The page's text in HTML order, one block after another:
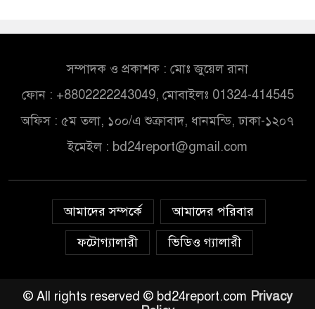
সম্পাদক ও প্রকাশক : মোঃ জুয়েল রানা
ফোন : +8802222243049, মোবাইলঃ 01324-414545
অফিস : ৫ম তলা, ১০০/এ শুক্রাবাদ, ধানমন্ডি, ঢাকা-১২০৭
ইমেইল : bd24report@gmail.com
আমাদের সম্পর্কে
আমাদের পরিবার
ফটোগ্যালারী
ভিডিও গ্যালারী
© All rights reserved © bd24report.com Privacy